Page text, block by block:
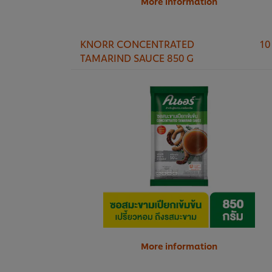
KNORR CONCENTRATED
TAMARIND SAUCE 850 G
More information